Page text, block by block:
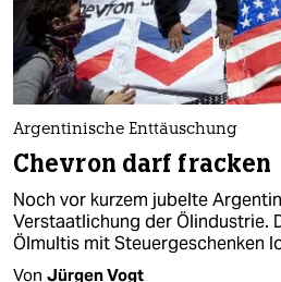
Argentinische Enttäuschung
Chevron darf fracken
Noch vor kurzem jubelte
Verstaatlichung der Ölindustrie.
Ölmultis mit Steuergeschenken
Von Jürgen Vogt